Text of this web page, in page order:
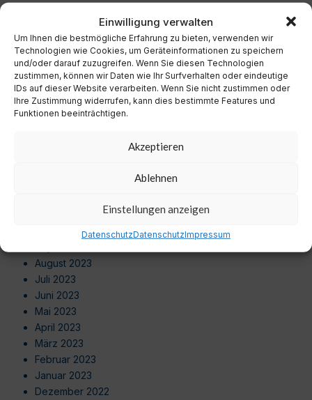
Einwilligung verwalten
Um Ihnen die bestmögliche Erfahrung zu bieten, verwenden wir
Technologien wie Cookies, um Geräteinformationen zu speichern
und/oder darauf zuzugreifen. Wenn Sie diesen Technologien
zustimmen, können wir Daten wie Ihr Surfverhalten oder eindeutige
IDs auf dieser Website verarbeiten. Wenn Sie nicht zustimmen oder
Ihre Zustimmung widerrufen, kann dies bestimmte Features und
Funktionen beeinträchtigen.
Akzeptieren
Ablehnen
Einstellungen anzeigen
DatenschutzDatenschutzImpressum
Dezember 2024
November 2024
Oktober 2024
September 2024
August 2024
Juli 2024
Juni 2024
Mai 2024
November 2023
Oktober 2023
August 2023
Juli 2023
Juni 2023
Mai 2023
April 2023
März 2023
Februar 2023
Januar 2023
Dezember 2022